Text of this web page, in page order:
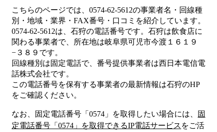
こちらのページでは、 0574-62-5612の事業者名・回線種
別・地域・業界・FAX番号・口コミを紹介しています。
0574-62-5612は、 石狩の電話番号です。 石狩は飲食店に
関わる事業者で、所在地は岐阜県可児市今渡１６１９
−３８９ です。
回線種別は固定電話で、番号提供事業者は西日本電信電
話株式会社です。
この電話番号を保有する事業者の最新情報は石狩のHP
をご確認ください。
なお、固定電話番号「 0574 」を取得したい場合には、
固
定電話番号「 0574 」を取得できるIP電話サービス をご活